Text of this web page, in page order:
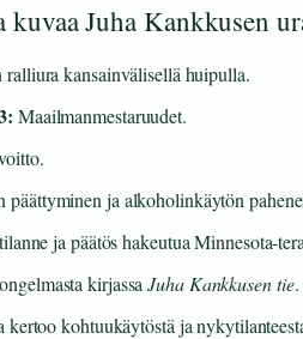
Juha Kankkusen
kansainvälisellä huipulla.
Maailmanmestaruudet.
päättyminen ja alkoholinkäytön
ja päätös hakeutua Minnesota-
kirjassaJuha Kankkusen tie.
kertoo kohtuukäytöstä ja